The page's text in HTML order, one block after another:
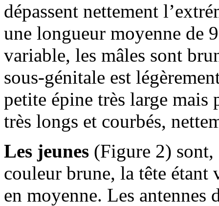
dépassent nettement
une longueur moyenne de
variable, les mâles sont
sous-génitale est
petite épine très large mais
très longs et courbés,
Les jeunes (Figure 2) sont,
couleur brune, la tête étant
en moyenne. Les antennes